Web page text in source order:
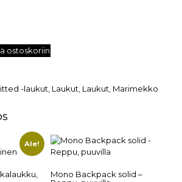
ostoskoriin
-laukut Laukut Laukut Marimekko
Ale!
Mono Backpack solid –